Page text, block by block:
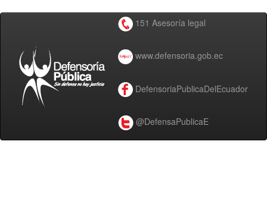
151 Asesoría legal
www.defensoria.gob.ec
DefensoriaPublicaDelEcuador
@DefensaPublicaE